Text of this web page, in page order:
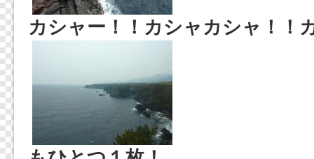
カシャー！！カシャカシャ！！